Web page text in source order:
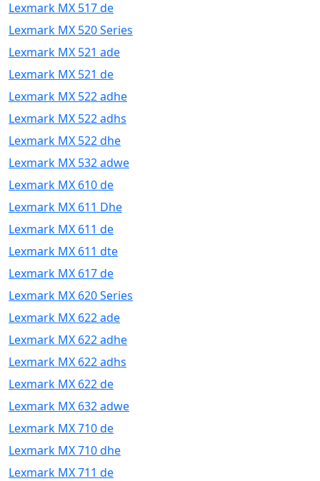
Lexmark MX 517 de
Lexmark MX 520 Series
Lexmark MX 521 ade
Lexmark MX 521 de
Lexmark MX 522 adhe
Lexmark MX 522 adhs
Lexmark MX 522 dhe
Lexmark MX 532 adwe
Lexmark MX 610 de
Lexmark MX 611 Dhe
Lexmark MX 611 de
Lexmark MX 611 dte
Lexmark MX 617 de
Lexmark MX 620 Series
Lexmark MX 622 ade
Lexmark MX 622 adhe
Lexmark MX 622 adhs
Lexmark MX 622 de
Lexmark MX 632 adwe
Lexmark MX 710 de
Lexmark MX 710 dhe
Lexmark MX 711 de